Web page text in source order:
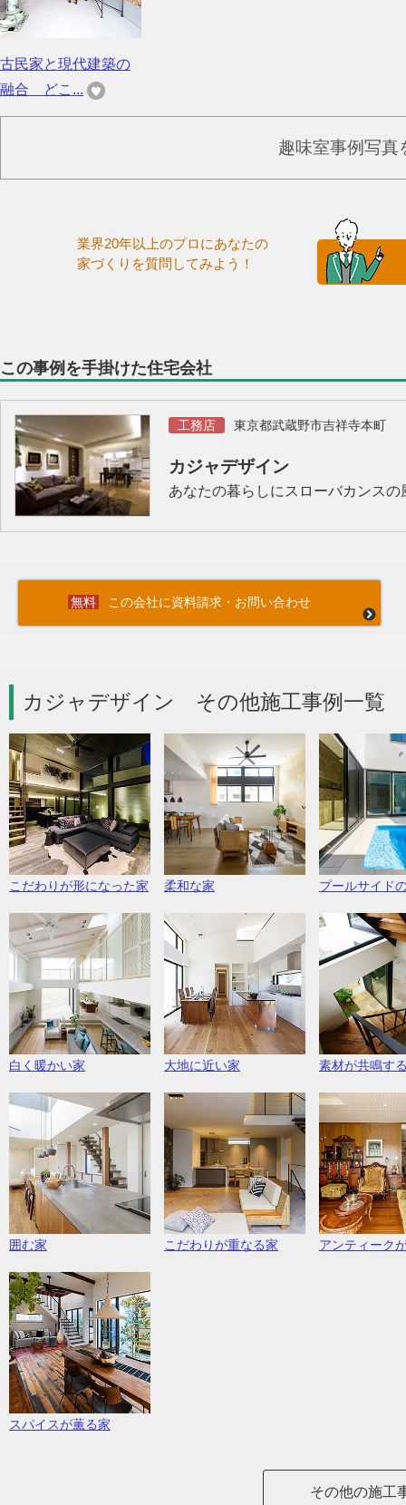
古民家と現代建築の
融合 どこ...
趣味室事例写真
業界20年以上のプロにあなたの
家づくりを質問してみよう！
この事例を手掛けた住宅会社
工務店 東京都武蔵野市吉祥寺本町
カジャデザイン
あなたの暮らしにスローバカンス
この会社に資料請求・お問い合わせ
カジャデザイン その他施工事例一覧
こだわりが形になった家 柔和な家 プールサイド
白く暖かい家 大地に近い家 素材が共鳴す
囲む家 こだわりが重なる家 アンティーク
スパイスが薫る家
その他の施工